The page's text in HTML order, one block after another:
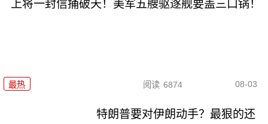
上将一封信捅破天！美军五艘驱逐舰要盖三口锅！
最热 阅读 6874 08-03
特朗普要对伊朗动手？最狠的还